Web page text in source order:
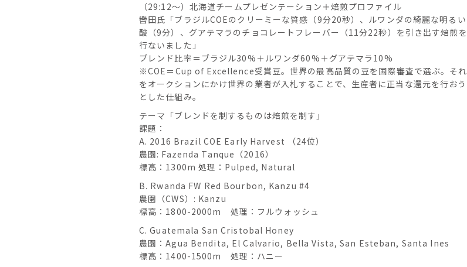
（29:12〜）北海道チームプレゼンテーション＋焙煎プロファイル
轡田氏「ブラジルCOEのクリーミーな質感（9分20秒）、ルワンダの綺麗な明るい
酸（9分）、グアテマラのチョコレートフレーバー（11分22秒）を引き出す焙煎を
行ないました」
ブレンド比率＝ブラジル30%＋ルワンダ60%＋グアテマラ10%
※COE＝Cup of Excellence受賞豆。世界の最高品質の豆を国際審査で選ぶ。それ
をオークションにかけ世界の業者が入札することで、生産者に正当な還元を行おう
とした仕組み。
テーマ「ブレンドを制するものは焙煎を制す」
課題：
A. 2016 Brazil COE Early Harvest （24位）
農園: Fazenda Tanque（2016）
標高：1300m 処理：Pulped, Natural
B. Rwanda FW Red Bourbon, Kanzu #4
農園（CWS）: Kanzu
標高：1800-2000m 処理：フルウォッシュ
C. Guatemala San Cristobal Honey
農園：Agua Bendita, El Calvario, Bella Vista, San Esteban, Santa Ines
標高：1400-1500m 処理：ハニー